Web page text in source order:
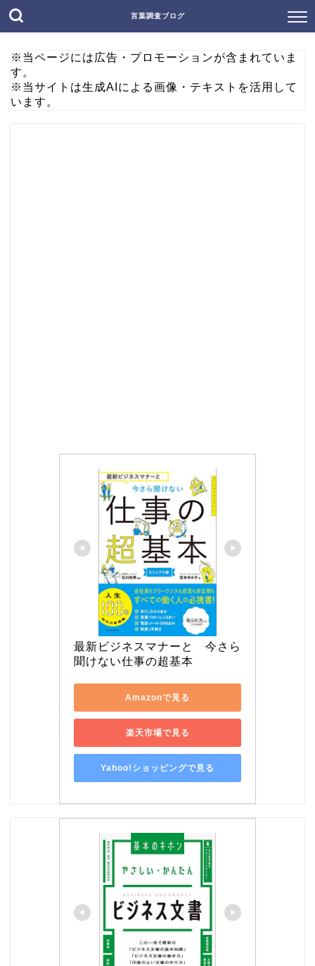
言葉調査ブログ
※当ページには広告・プロモーションが含まれていま
す。
※当サイトは生成AIによる画像・テキストを活用して
います。
最新ビジネスマナーと　今さら
聞けない仕事の超基本
Amazonで見る
楽天市場で見る
Yahoo!ショッピングで見る